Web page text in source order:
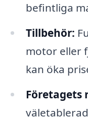
befintliga
Tillbehör:
motor eller
kan öka
Företagets